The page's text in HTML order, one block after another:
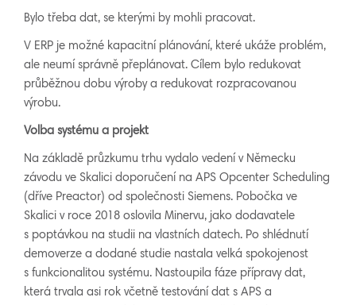
Bylo třeba dat, se kterými by mohli pracovat.
V ERP je možné kapacitní plánování, které ukáže problém,
ale neumí správně přeplánovat. Cílem bylo redukovat
průběžnou dobu výroby a redukovat rozpracovanou
výrobu.
Volba systému a projekt
Na základě průzkumu trhu vydalo vedení v Německu
závodu ve Skalici doporučení na APS Opcenter Scheduling
(dříve Preactor) od společnosti Siemens. Pobočka ve
Skalici v roce 2018 oslovila Minervu, jako dodavatele
s poptávkou na studii na vlastních datech. Po shlédnutí
demoverze a dodané studie nastala velká spokojenost
s funkcionalitou systému. Nastoupila fáze přípravy dat,
která trvala asi rok včetně testování dat s APS a